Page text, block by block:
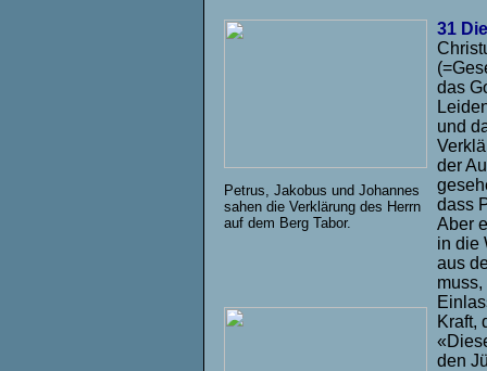
Petrus, Jakobus und Johannes
sahen die Verklärung des Herrn
auf dem Berg Tabor.
31
das
und
der
dass
Aber
in die
aus
Kraft,
den